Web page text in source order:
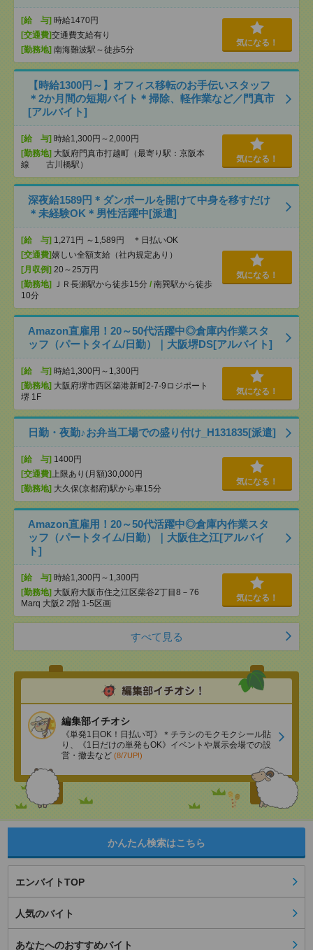
[給 与] 時給1470円
[交通費]交通費支給有り
[勤務地] 南海難波駅～徒歩5分
気になる！
【時給1300円～】オフィス移転のお手伝いスタッフ
＊2か月間の短期バイト＊掃除、軽作業など／門真市
[アルバイト]
[給 与] 時給1,300円～2,000円
[勤務地] 大阪府門真市打越町（最寄り駅：京阪本
線 古川橋駅）
気になる！
深夜給1589円＊ダンボールを開けて中身を移すだけ
＊未経験OK＊男性活躍中[派遣]
[給 与] 1,271円 ～1,589円 ＊日払いOK
[交通費]嬉しい全額支給（社内規定あり）
[月収例] 20～25万円
[勤務地]
ＪＲ長瀬駅から徒歩15分 / 南巽駅から徒歩
10分
気になる！
Amazon直雇用！20～50代活躍中◎倉庫内作業スタ
ッフ（パートタイム/日勤）｜大阪堺DS[アルバイト]
[給 与] 時給1,300円～1,300円
[勤務地] 大阪府堺市西区築港新町2-7-9ロジポート
堺 1F
気になる！
日勤・夜勤♪お弁当工場での盛り付け_H131835[派遣]
[給 与] 1400円
[交通費] 上限あり(月額)30,000円
[勤務地] 大久保(京都府)駅から車15分
気になる！
Amazon直雇用！20～50代活躍中◎倉庫内作業スタ
ッフ（パートタイム/日勤）｜大阪住之江[アルバイ
ト]
[給 与] 時給1,300円～1,300円
[勤務地] 大阪府大阪市住之江区柴谷2丁目8－76
Marq 大阪2 2階 1-5区画
気になる！
すべて見る
編集部イチオシ
《単発1日OK！日払い可》＊チラシのモクモクシール貼
り、《1日だけの単発もOK》イベントや展示会場での設
営・撤去など (8/7UP!)
かんたん検索はこちら
エンバイトTOP
人気のバイト
あなたへのおすすめバイト